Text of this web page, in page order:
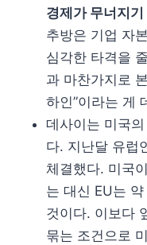
경제가 무너지기
추방은 기업 자
심각한 타격을
과 마찬가지로
하인”이라는 게
데사이는 미국
다. 지난달 유럽
체결했다. 미국
는 대신 EU는
것이다. 이보다
묶는 조건으로